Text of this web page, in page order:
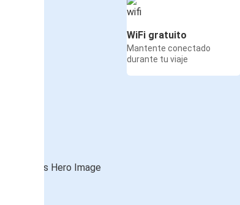
WiFi gratuito
Mantente conectado
durante tu viaje